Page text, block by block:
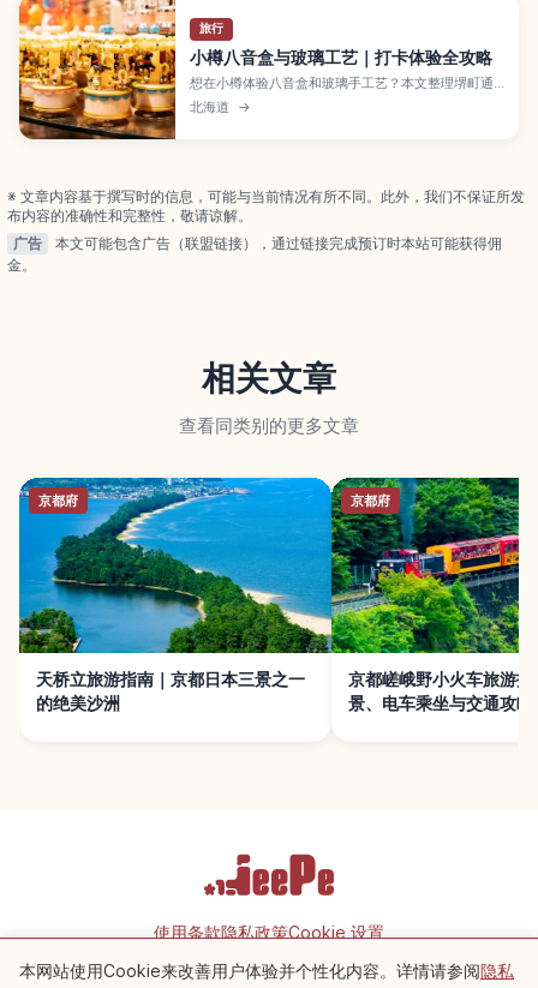
旅行
小樽八音盒与玻璃工艺｜打卡体验全攻略
想在小樽体验八音盒和玻璃手工艺？本文整理堺町通
周边看点、手作体验预约建议、伴手礼挑选技巧，教
你高效打卡小樽音乐盒堂和玻璃工坊，感受光与音交
织的浪漫街区。
北海道 →
※ 文章内容基于撰写时的信息，可能与当前情况有所不同。此外，我们不保证所发
布内容的准确性和完整性，敬请谅解。
广告
本文可能包含广告（联盟链接），通过链接完成预订时本站可能获得佣
金。
相关文章
查看同类别的更多文章
京都府
天桥立旅游指南｜京都日本三景之一
的绝美沙洲
京都府
京都嵯峨野小火车旅游指
景、电车乘坐与交通攻略
附近景点
使用条款隐私政策Cookie 设置
本网站使用Cookie来改善用户体验并个性化内容。详情请参阅隐私